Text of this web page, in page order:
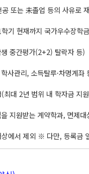
또는 未졸업 등의 사유로
기 현재까지 국가우수장학
중간평가(2+2) 탈락자 등)
사관리, 소득탈루·차명계
최대 2년 범위 내 학자금 지
지원받는 계약학과, 면제
에서 제외 ※ 다만, 등록금